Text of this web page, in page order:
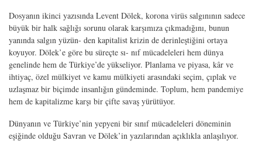
Dosyanın ikinci yazısında Levent Dölek, korona virüs salgınının sadece
büyük bir halk sağlığı sorunu olarak karşımıza çıkmadığını, bunun
yanında salgın yüzün- den kapitalist krizin de derinleştiğini ortaya
koyuyor. Dölek’e göre bu süreçte sı- nıf mücadeleleri hem dünya
genelinde hem de Türkiye’de yükseliyor. Planlama ve piyasa, kâr ve
ihtiyaç, özel mülkiyet ve kamu mülkiyeti arasındaki seçim, çıplak ve
uzlaşmaz bir biçimde insanlığın gündeminde. Toplum, hem pandemiye
hem de kapitalizme karşı bir çifte savaş yürütüyor.
Dünyanın ve Türkiye’nin yepyeni bir sınıf mücadeleleri döneminin
eşiğinde olduğu Savran ve Dölek’in yazılarından açıklıkla anlaşılıyor.